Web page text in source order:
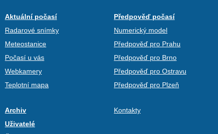
Aktuální počasí
Radarové snímky
Meteostanice
Počasí u vás
Webkamery
Teplotní mapa
Předpověď počasí
Numerický model
Předpověď pro Prahu
Předpověď pro Brno
Předpověď pro Ostravu
Předpověď pro Plzeň
Archiv
Uživatelé
Kontakty